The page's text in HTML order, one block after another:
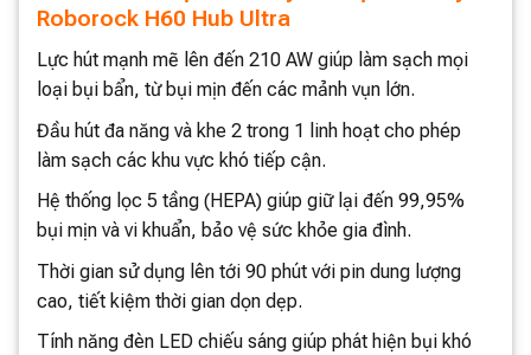
Roborock H60 Hub Ultra
Lực hút mạnh mẽ lên đến 210 AW giúp làm sạch mọi
loại bụi bẩn, từ bụi mịn đến các mảnh vụn lớn.
Đầu hút đa năng và khe 2 trong 1 linh hoạt cho phép
làm sạch các khu vực khó tiếp cận.
Hệ thống lọc 5 tầng (HEPA) giúp giữ lại đến 99,95%
bụi mịn và vi khuẩn, bảo vệ sức khỏe gia đình.
Thời gian sử dụng lên tới 90 phút với pin dung lượng
cao, tiết kiệm thời gian dọn dẹp.
Tính năng đèn LED chiếu sáng giúp phát hiện bụi khó